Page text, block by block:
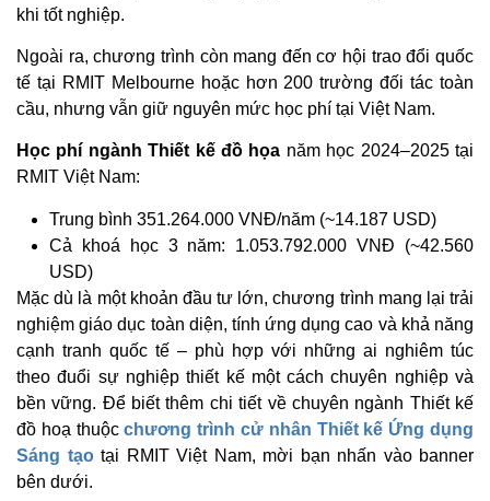
khi tốt nghiệp.
Ngoài ra, chương trình còn mang đến cơ hội trao đổi quốc
tế tại RMIT Melbourne hoặc hơn 200 trường đối tác toàn
cầu, nhưng vẫn giữ nguyên mức học phí tại Việt Nam.
Học phí ngành Thiết kế đồ họa năm học 2024–2025 tại
RMIT Việt Nam:
Trung bình 351.264.000 VNĐ/năm (~14.187 USD)
Cả khoá học 3 năm: 1.053.792.000 VNĐ (~42.560
USD)
Mặc dù là một khoản đầu tư lớn, chương trình mang lại trải
nghiệm giáo dục toàn diện, tính ứng dụng cao và khả năng
cạnh tranh quốc tế – phù hợp với những ai nghiêm túc
theo đuổi sự nghiệp thiết kế một cách chuyên nghiệp và
bền vững. Để biết thêm chi tiết về chuyên ngành Thiết kế
đồ hoạ thuộcchương trình cử nhân Thiết kế Ứng dụng
Sáng tạotại RMIT Việt Nam, mời bạn nhấn vào banner
bên dưới.